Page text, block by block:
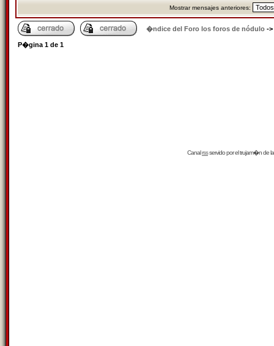
Mostrar mensajes anteriores:
�ndice del Foro los foros de nódulo ->
P�gina 1 de 1
Canalrssservido por eltrujam�nde